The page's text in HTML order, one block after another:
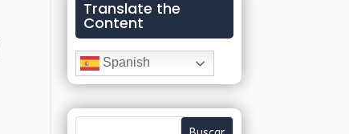
Translate the
Content
Spanish